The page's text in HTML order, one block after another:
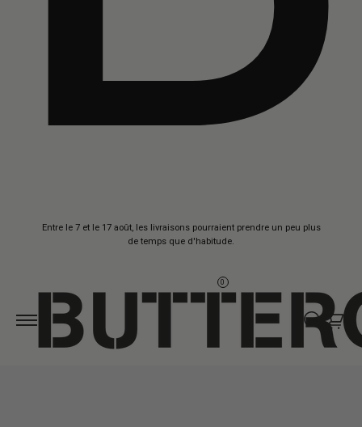
Entre le 7 et le 17 août, les livraisons pourraient prendre un peu plus
de temps que d'habitude.
0